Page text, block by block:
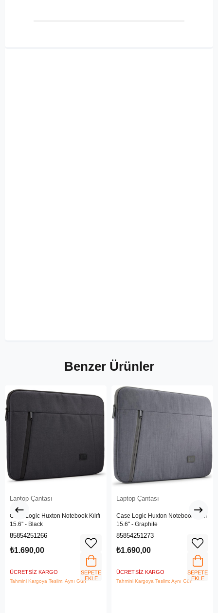
Benzer Ürünler
Laptop Çantası
Case Logic Huxton Notebook Kılıfı
15.6'' - Black
85854251266
₺1.690,00
ÜCRETSIZ KARGO
Tahmini Kargoya Teslim: Aynı Gün
SEPETE
EKLE
Laptop Çantası
Case Logic Huxton Notebook Kılıfı
15.6'' - Graphite
85854251273
₺1.690,00
ÜCRETSIZ KARGO
Tahmini Kargoya Teslim: Aynı Gün
SEPETE
EKLE